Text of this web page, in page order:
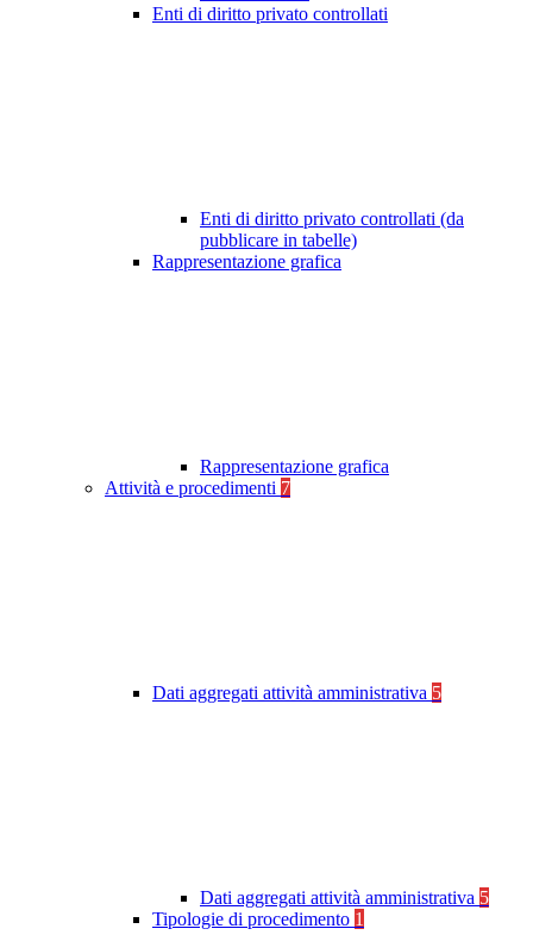
Enti di diritto privato controllati
Enti di diritto privato controllati (da
pubblicare in tabelle)
Rappresentazione grafica
Rappresentazione grafica
Attività e procedimenti 7
Dati aggregati attività amministrativa 5
Dati aggregati attività amministrativa 5
Tipologie di procedimento 1